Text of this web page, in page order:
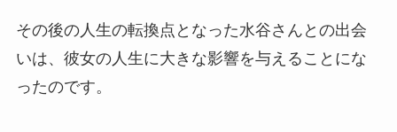
その後の人生の転換点となった水谷さんとの出会
いは、彼女の人生に大きな影響を与えることにな
ったのです。